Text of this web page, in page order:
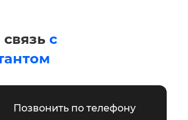
с
Позвонить по телефону